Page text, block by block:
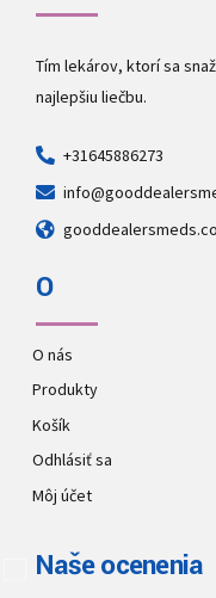
Tím lekárov, ktorí sa
najlepšiu liečbu.
+31645886273
O
O nás
Produkty
Košík
Odhlásiť sa
Môj účet
Naše ocenenia